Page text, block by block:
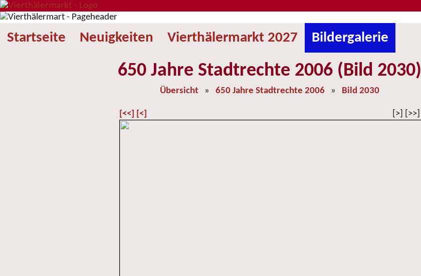
Startseite Neuigkeiten Vierthälermarkt 2027 Bildergalerie
650 Jahre Stadtrechte 2006 (Bild 2030)
Übersicht » 650 Jahre Stadtrechte 2006 » Bild 2030
[<<] [<] [>] [>>]